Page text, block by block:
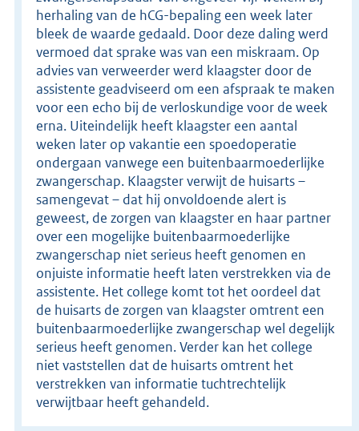
herhaling van de hCG-bepaling een week later
bleek de waarde gedaald. Door deze daling werd
vermoed dat sprake was van een miskraam. Op
advies van verweerder werd klaagster door de
assistente geadviseerd om een afspraak te maken
voor een echo bij de verloskundige voor de week
erna. Uiteindelijk heeft klaagster een aantal
weken later op vakantie een spoedoperatie
ondergaan vanwege een buitenbaarmoederlijke
zwangerschap. Klaagster verwijt de huisarts –
samengevat – dat hij onvoldoende alert is
geweest, de zorgen van klaagster en haar partner
over een mogelijke buitenbaarmoederlijke
zwangerschap niet serieus heeft genomen en
onjuiste informatie heeft laten verstrekken via de
assistente. Het college komt tot het oordeel dat
de huisarts de zorgen van klaagster omtrent een
buitenbaarmoederlijke zwangerschap wel degelijk
serieus heeft genomen. Verder kan het college
niet vaststellen dat de huisarts omtrent het
verstrekken van informatie tuchtrechtelijk
verwijtbaar heeft gehandeld.